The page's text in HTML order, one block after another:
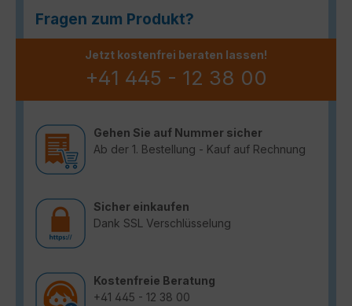
Fragen zum Produkt?
Jetzt kostenfrei beraten lassen!
+41 445 - 12 38 00
Gehen Sie auf Nummer sicher
Ab der 1. Bestellung - Kauf auf Rechnung
Sicher einkaufen
Dank SSL Verschlüsselung
Kostenfreie Beratung
+41 445 - 12 38 00